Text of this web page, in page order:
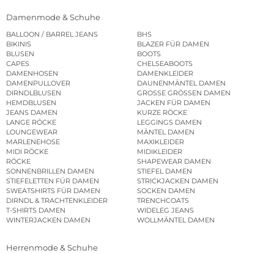
Damenmode & Schuhe
BALLOON / BARREL JEANS
BHS
BIKINIS
BLAZER FÜR DAMEN
BLUSEN
BOOTS
CAPES
CHELSEABOOTS
DAMENHOSEN
DAMENKLEIDER
DAMENPULLOVER
DAUNENMÄNTEL DAMEN
DIRNDLBLUSEN
GROSSE GRÖSSEN DAMEN
HEMDBLUSEN
JACKEN FÜR DAMEN
JEANS DAMEN
KURZE RÖCKE
LANGE RÖCKE
LEGGINGS DAMEN
LOUNGEWEAR
MÄNTEL DAMEN
MARLENEHOSE
MAXIKLEIDER
MIDI RÖCKE
MIDIKLEIDER
RÖCKE
SHAPEWEAR DAMEN
SONNENBRILLEN DAMEN
STIEFEL DAMEN
STIEFELETTEN FÜR DAMEN
STRICKJACKEN DAMEN
SWEATSHIRTS FÜR DAMEN
SOCKEN DAMEN
DIRNDL & TRACHTENKLEIDER
TRENCHCOATS
T-SHIRTS DAMEN
WIDELEG JEANS
WINTERJACKEN DAMEN
WOLLMÄNTEL DAMEN
Herrenmode & Schuhe